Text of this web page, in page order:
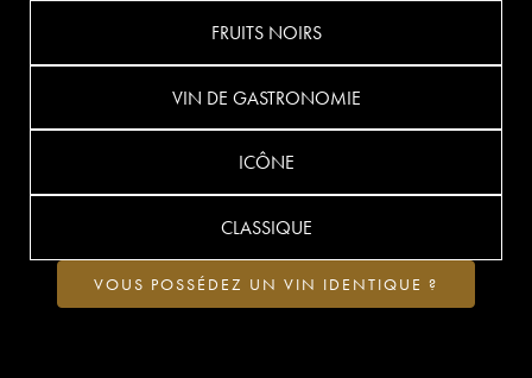
FRUITS NOIRS
VIN DE GASTRONOMIE
ICÔNE
CLASSIQUE
VOUS POSSÉDEZ UN VIN IDENTIQUE ?